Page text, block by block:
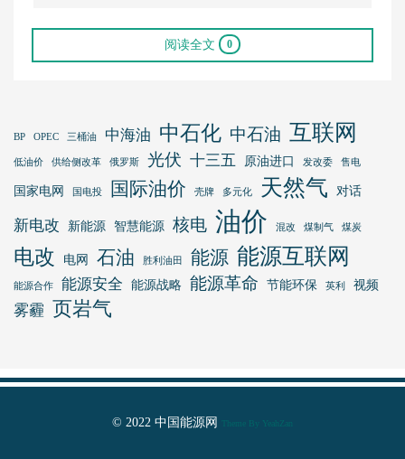
阅读全文 0
BP OPEC 三桶油 中海油 中石化 中石油 互联网
低油价 供给侧改革 俄罗斯 光伏 十三五 原油进口 发改委 售电
国家电网 国电投 国际油价 壳牌 多元化 天然气 对话
新电改 新能源 智慧能源 核电 油价 混改 煤制气 煤炭
电改 电网 石油 胜利油田 能源 能源互联网
能源合作 能源安全 能源战略 能源革命 节能环保 英利 视频
雾霾 页岩气
© 2022 中国能源网 Theme By YeahZan